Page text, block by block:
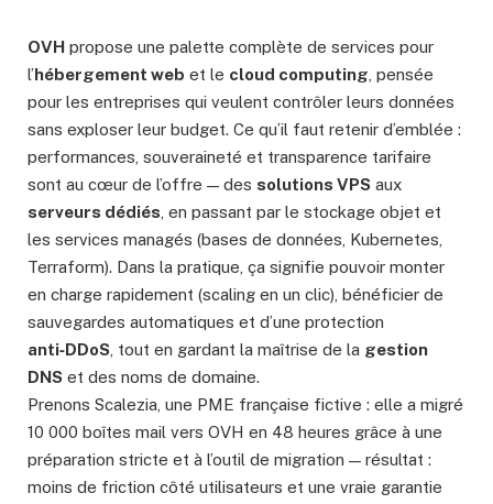
OVH propose une palette complète de services pour
l’hébergement web et le cloud computing , pensée
pour les entreprises qui veulent contrôler leurs données
sans exploser leur budget. Ce qu’il faut retenir d’emblée :
performances, souveraineté et transparence tarifaire
sont au cœur de l’offre — des solutions VPS aux
serveurs dédiés , en passant par le stockage objet et
les services managés (bases de données, Kubernetes,
Terraform). Dans la pratique, ça signifie pouvoir monter
en charge rapidement (scaling en un clic), bénéficier de
sauvegardes automatiques et d’une protection
anti‑DDoS , tout en gardant la maîtrise de la gestion
DNS et des noms de domaine.
Prenons Scalezia, une PME française fictive : elle a migré
10 000 boîtes mail vers OVH en 48 heures grâce à une
préparation stricte et à l’outil de migration — résultat :
moins de friction côté utilisateurs et une vraie garantie